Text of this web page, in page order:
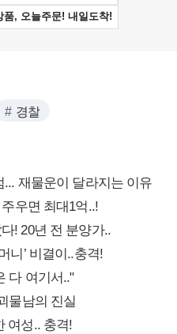
경찰
재물운이 달라지는 이유
우면 최대1억..!
! 20년 전 분양가..
니’ 비결이..충격!
다 여기서.."
물남의 진실
여성.. 충격!